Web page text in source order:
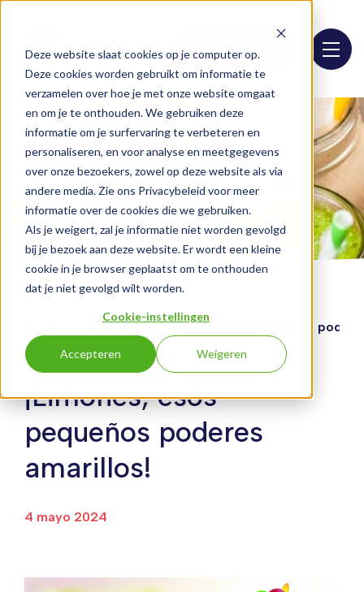
Deze website slaat cookies op je computer op.
Deze cookies worden gebruikt om informatie te
verzamelen over hoe je met onze website omgaat
en om je te onthouden. We gebruiken deze
informatie om je surfervaring te verbeteren en
personaliseren, en voor analyse en meetgegevens
over onze bezoekers, zowel op deze website als via
andere media. Zie ons Privacybeleid voor meer
informatie over de cookies die we gebruiken.
Als je weigert, zal je informatie niet worden gevolgd
bij je bezoek aan deze website. Er wordt een kleine
cookie in je browser geplaatst om te onthouden
dat je niet gevolgd wilt worden.
Cookie-instellingen
Accepteren Weigeren
Lista de surtido
Noticias ¡Limones, esos pequeños
¡Limones, esos
pequeños poderes
amarillos!
4 mayo 2024